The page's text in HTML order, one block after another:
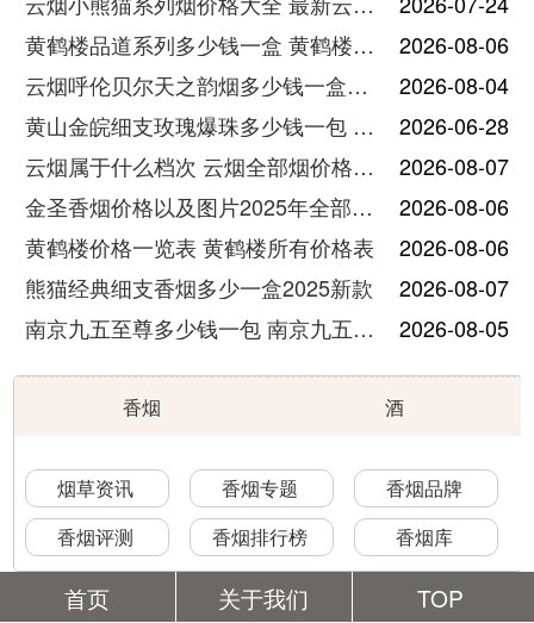
黄鹤楼品道系列多少钱一盒 黄鹤楼品道系列香烟价格表图片
2026-08-06
云烟呼伦贝尔天之韵烟多少钱一盒中支价格
2026-08-04
黄山金皖细支玫瑰爆珠多少钱一包 黄山金皖细支玫瑰爆珠2025最新价格
2026-06-28
云烟属于什么档次 云烟全部烟价格表大全
2026-08-07
金圣香烟价格以及图片2025年全部价格
2026-08-06
黄鹤楼价格一览表 黄鹤楼所有价格表
2026-08-06
熊猫经典细支香烟多少一盒2025新款
2026-08-07
南京九五至尊多少钱一包 南京九五至尊价格及图片
2026-08-05
香烟 酒
烟草资讯 香烟专题
香烟品牌
香烟评测
香烟排行榜 香烟库
首页 关于我们 TOP